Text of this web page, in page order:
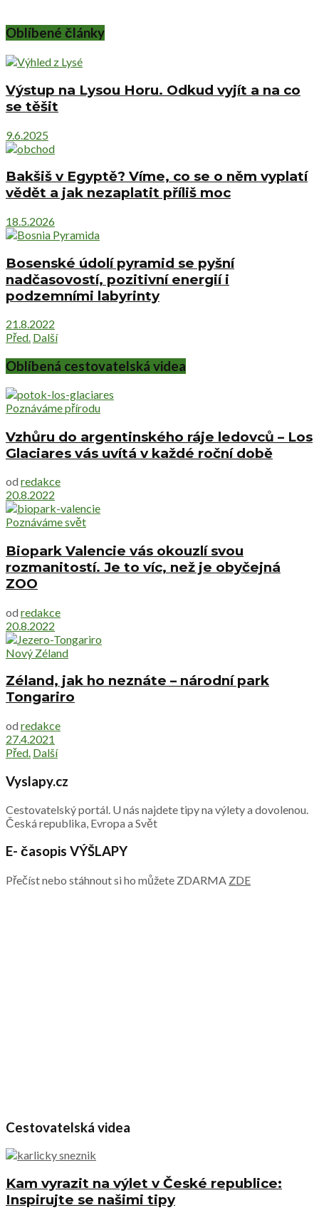
Oblíbené články
Výstup na Lysou Horu. Odkud vyjít a na co
se těšit
9.6.2025
Bakšiš v Egyptě? Víme, co se o něm vyplatí
vědět a jak nezaplatit příliš moc
18.5.2026
Bosenské údolí pyramid se pyšní
nadčasovostí, pozitivní energií i
podzemními labyrinty
21.8.2022
Před. Další
Oblíbená cestovatelská videa
Poznáváme přírodu
Vzhůru do argentinského ráje ledovců – Los
Glaciares vás uvítá v každé roční době
od redakce
20.8.2022
Poznáváme svět
Biopark Valencie vás okouzlí svou
rozmanitostí. Je to víc, než je obyčejná
ZOO
od redakce
20.8.2022
Nový Zéland
Zéland, jak ho neznáte – národní park
Tongariro
od redakce
27.4.2021
Před. Další
Vyslapy.cz
Cestovatelský portál. U nás najdete tipy na výlety a dovolenou.
Česká republika, Evropa a Svět
E- časopis VÝŠLAPY
Přečíst nebo stáhnout si ho můžete ZDARMA ZDE
Cestovatelská videa
Kam vyrazit na výlet v České republice:
Inspirujte se našimi tipy